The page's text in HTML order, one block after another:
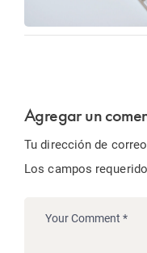
Agregar un
Tu dirección de
Los campos